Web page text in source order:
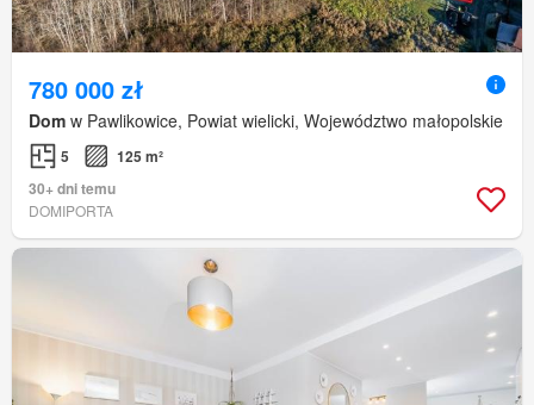
780 000 zł
Dom w Pawlikowice, Powiat wielicki, Województwo małopolskie
5
125 m²
30+ dni temu
DOMIPORTA